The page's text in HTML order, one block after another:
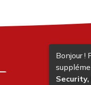
Bonjour !